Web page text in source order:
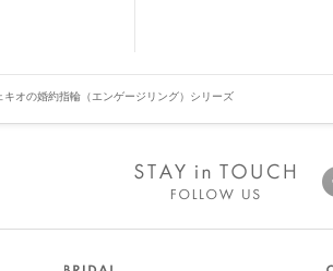
オの婚約指輪（エンゲージリング）シリーズ